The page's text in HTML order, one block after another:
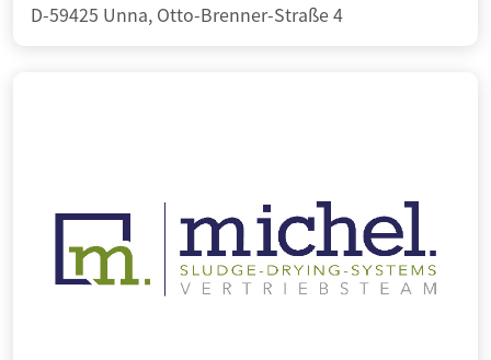
D-59425 Unna, Otto-Brenner-Straße 4